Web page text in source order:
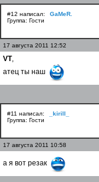
#12 написал:
GaMeR.
Группа: Гости
17 августа 2011 12:52
VT,
атец ты наш
#11 написал:
_kirill_
Группа: Гости
17 августа 2011 10:58
а я вот резак